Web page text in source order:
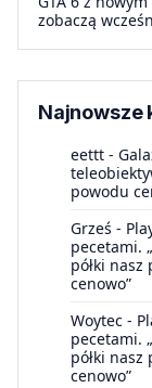
zobaczą
Najnowsze
eettt -
powodu
Grześ -
pecetami.
półki
cenowo”
Woytec -
pecetami.
półki
cenowo”